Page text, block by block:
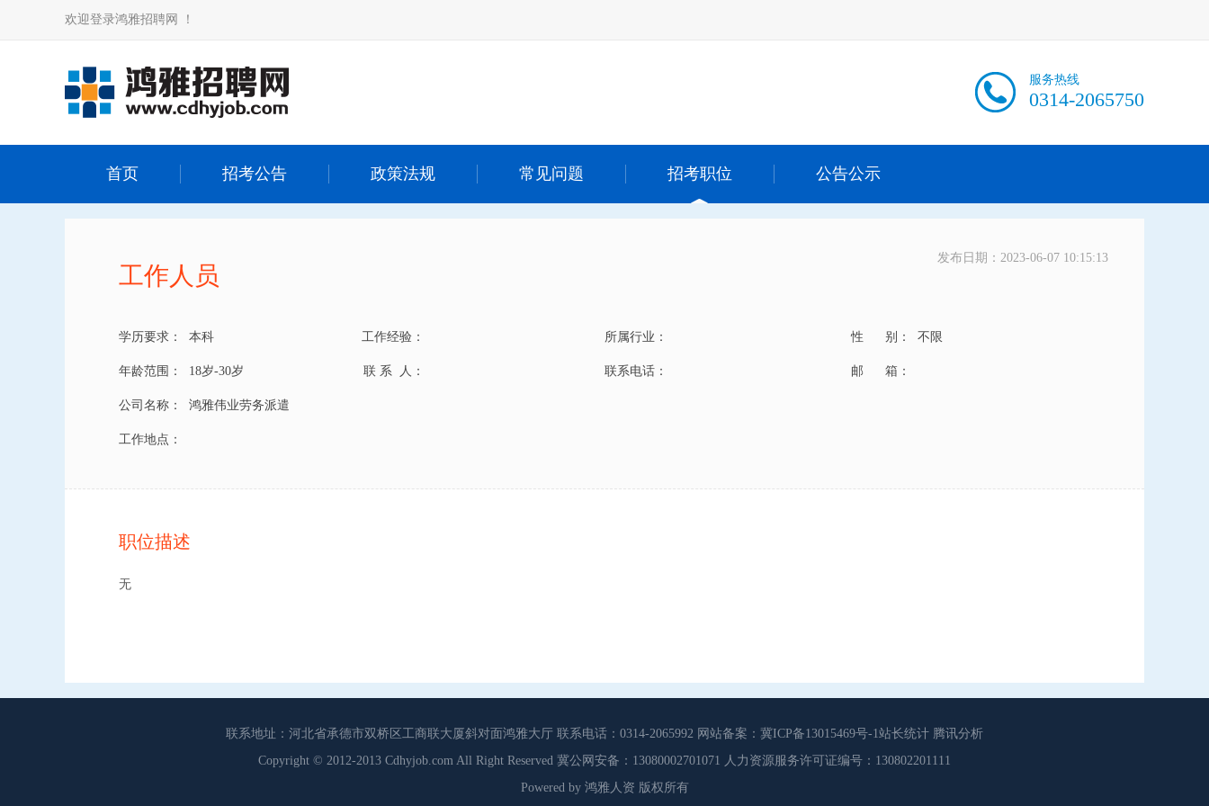
欢迎登录鸿雅招聘网 ！
服务热线
0314-2065750
首页 招考公告 政策法规 常见问题 招考职位 公告公示
发布日期：2023-06-07 10:15:13
工作人员
学历要求： 本科 工作经验： 所属行业： 性 别： 不限
年龄范围： 18岁-30岁 联 系 人： 联系电话： 邮 箱：
公司名称： 鸿雅伟业劳务派遣
工作地点：
职位描述
无
联系地址：河北省承德市双桥区工商联大厦斜对面鸿雅大厅 联系电话：0314-2065992 网站备案：冀ICP备13015469号-1站长统计 腾讯分析
Copyright © 2012-2013 Cdhyjob.com All Right Reserved 冀公网安备：13080002701071 人力资源服务许可证编号：130802201111
Powered by 鸿雅人资 版权所有